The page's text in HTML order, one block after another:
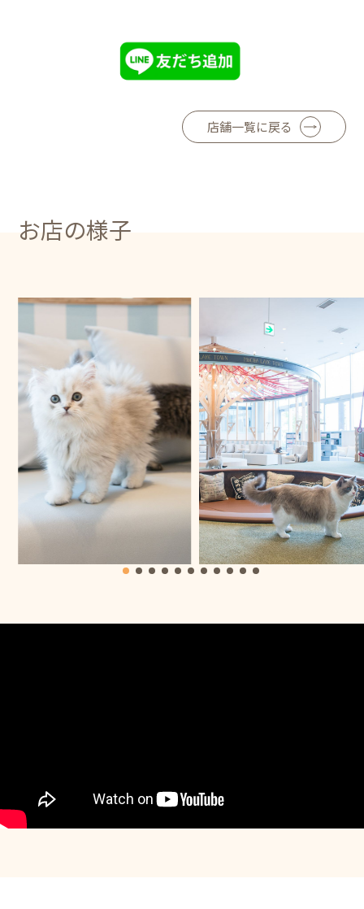
店舗一覧に戻る
お店の様子